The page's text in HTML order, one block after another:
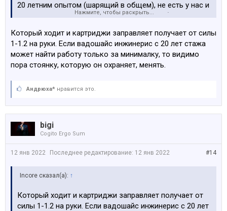
20 летним опытом (шарящий в общем), не есть у нас и
программеры, те да, респект, чахнут на рабочем месте!
Нажмите, чтобы раскрыть...
Который ходит и картриджи заправляет получает от силы
1-1.2 на руки. Если вадошайс инжинерис с 20 лет стажа
может найти работу только за минималку, то видимо
пора стоянку, которую он охраняет, менять.
Андрюха* нравится это.
bigi
Cogito Ergo Sum
#14
12 янв 2022 Последнее редактирование: 12 янв 2022
Incore сказал(а): ↑
Который ходит и картриджи заправляет получает от
силы 1-1.2 на руки. Если вадошайс инжинерис с 20 лет